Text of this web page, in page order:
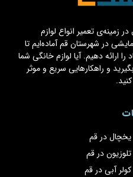
و تجربه‌ی بیش از ۱۰ سال در زمینه‌ی تعمیر انواع لوازم
در شهرستان قم آماده‌ایم تا
ارائه دهیم. آیا لوازم خانگی شما
و راهکارهایی سریع و موثر
یخچال در قم
در قم
آبی در قم